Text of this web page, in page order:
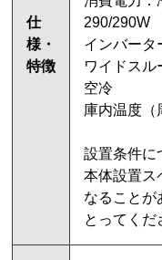
仕
様・
特徴
290/290W
インバータ
ワイドスル
空冷
庫内温度
設置条件に
本体設置ス
なることが
とってくだ